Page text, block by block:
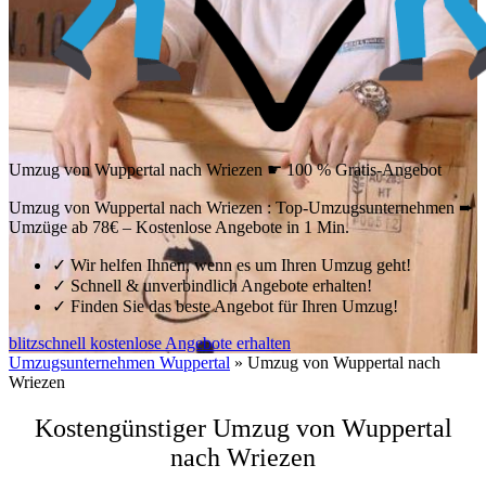
Umzug von Wuppertal nach Wriezen ☛ 100 % Gratis-Angebot
Umzug von Wuppertal nach Wriezen : Top-Umzugsunternehmen ➨
Umzüge ab 78€ – Kostenlose Angebote in 1 Min.
✓ Wir helfen Ihnen, wenn es um Ihren Umzug geht!
✓Schnell & unverbindlich Angebote erhalten!
✓ Finden Sie das beste Angebot für Ihren Umzug!
blitzschnell kostenlose Angebote erhalten
Umzugsunternehmen Wuppertal » Umzug von Wuppertal nach
Wriezen
Kostengünstiger Umzug von Wuppertal
nach Wriezen